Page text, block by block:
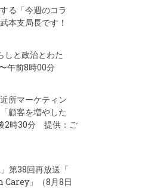
る「今週のコラ
本支局長です！
と政治とわた
午前8時00分
所マーケティン
顧客を増やした
2時30分 提供：ご
第38回再放送「
」（8月8日